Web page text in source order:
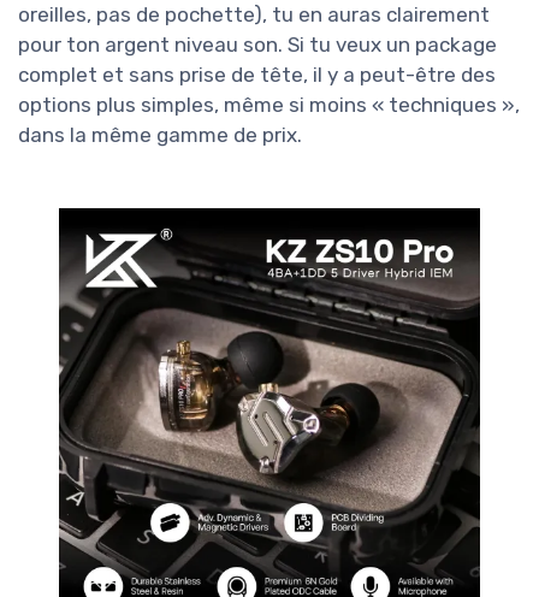
oreilles, pas de pochette), tu en auras clairement
pour ton argent niveau son. Si tu veux un package
complet et sans prise de tête, il y a peut-être des
options plus simples, même si moins « techniques »,
dans la même gamme de prix.